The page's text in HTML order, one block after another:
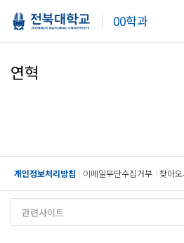
00학과
연혁
개인정보처리방침 이메일무단수집거부 찾아